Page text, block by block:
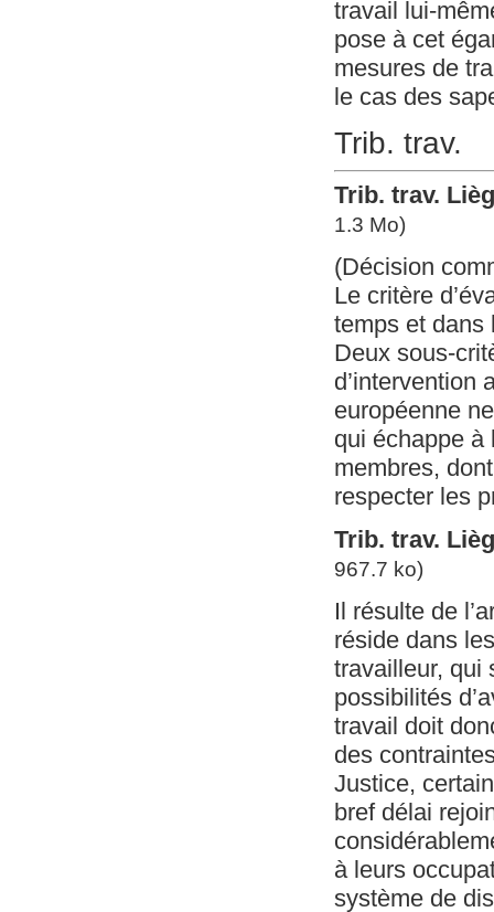
travail lui-
pose à cet
mesures de
le cas des
Trib. trav.
Trib. trav.
1.3 Mo)
(Décision
Le critère
temps et dans
Deux sous-
d’intervention
européenne
qui échappe à
membres,
respecter les
Trib. trav.
967.7 ko)
Il résulte de
réside dans
travailleur, qui
possibilités
travail doit
des
Justice,
bref délai
à leurs
système de